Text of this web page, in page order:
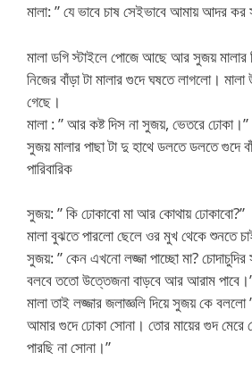
মালা: ” যে ভাবে চাষ সেইভাবে আমায় আদর
মালা ডগি স্টাইলে পোজে আছে আর সুজয় মালার
নিজের বাঁড়া টা মালার গুদে ঘষতে লাগলো।
গেছে।
মালা : ” আর কষ্ট দিস না সুজয়, ভেতরে ঢোকা।”
সুজয় মালার পাছা টা দু হাথে ডলতে ডলতে গুদে
পারিবারিক
সুজয়: ” কি ঢোকাবো মা আর কোথায় ঢোকাবো?”
মালা বুঝতে পারলো ছেলে ওর মুখ থেকে শুনতে
সুজয়: ” কেন এখনো লজ্জা পাচ্ছো মা?
বলবে ততো উত্তেজনা বাড়বে আর আরাম
মালা তাই লজ্জার জলাজ্ঞলি দিয়ে সুজয় কে
আমার গুদে ঢোকা সোনা। তোর মায়ের গুদ
পারছি না সোনা।”